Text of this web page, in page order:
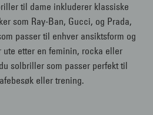
til dame inkluderer klassiske
som Ray-Ban, Gucci, og Prada,
passer til enhver ansiktsform og
ute etter en feminin, rocka eller
solbriller som passer perfekt til
eller trening.